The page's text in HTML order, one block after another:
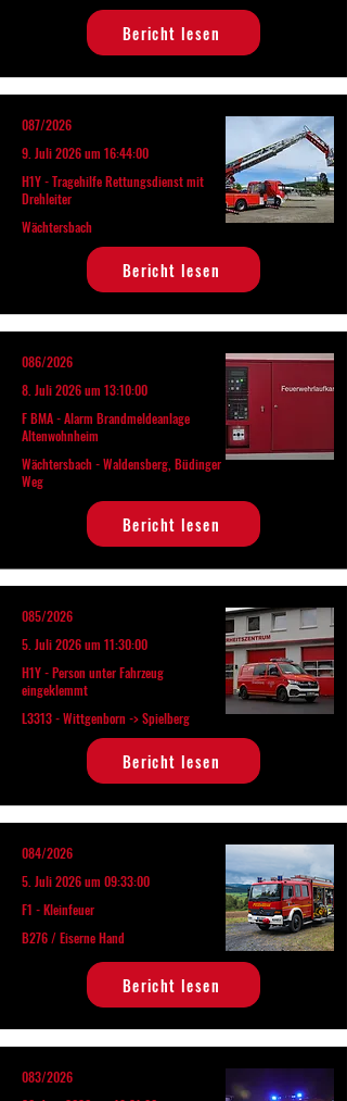
Bericht lesen
087/2026
9. Juli 2026 um 16:44:00
H1Y - Tragehilfe Rettungsdienst mit
Drehleiter
Wächtersbach
Bericht lesen
086/2026
8. Juli 2026 um 13:10:00
F BMA - Alarm Brandmeldeanlage
Altenwohnheim
Wächtersbach - Waldensberg, Büdinger
Weg
Bericht lesen
085/2026
5. Juli 2026 um 11:30:00
H1Y - Person unter Fahrzeug
eingeklemmt
L3313 - Wittgenborn -> Spielberg
Bericht lesen
084/2026
5. Juli 2026 um 09:33:00
F1 - Kleinfeuer
B276 / Eiserne Hand
Bericht lesen
083/2026